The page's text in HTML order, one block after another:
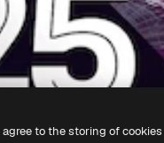
to the storing of